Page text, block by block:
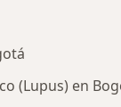
(Lupus) en